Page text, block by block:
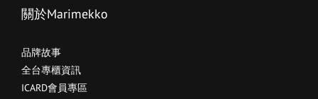
關於Marimekko
品牌故事
全台專櫃資訊
ICARD會員專區